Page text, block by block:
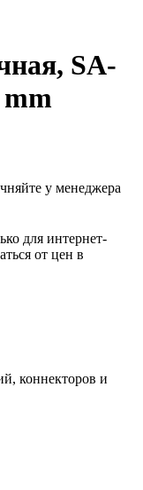
SA-
у менеджера
для интернет-
от цен в
коннекторов и